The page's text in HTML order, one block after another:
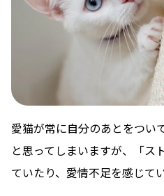
愛猫が常に自分のあとをつい
と思ってしまいますが、「ス
ていたり、愛情不足を感じて